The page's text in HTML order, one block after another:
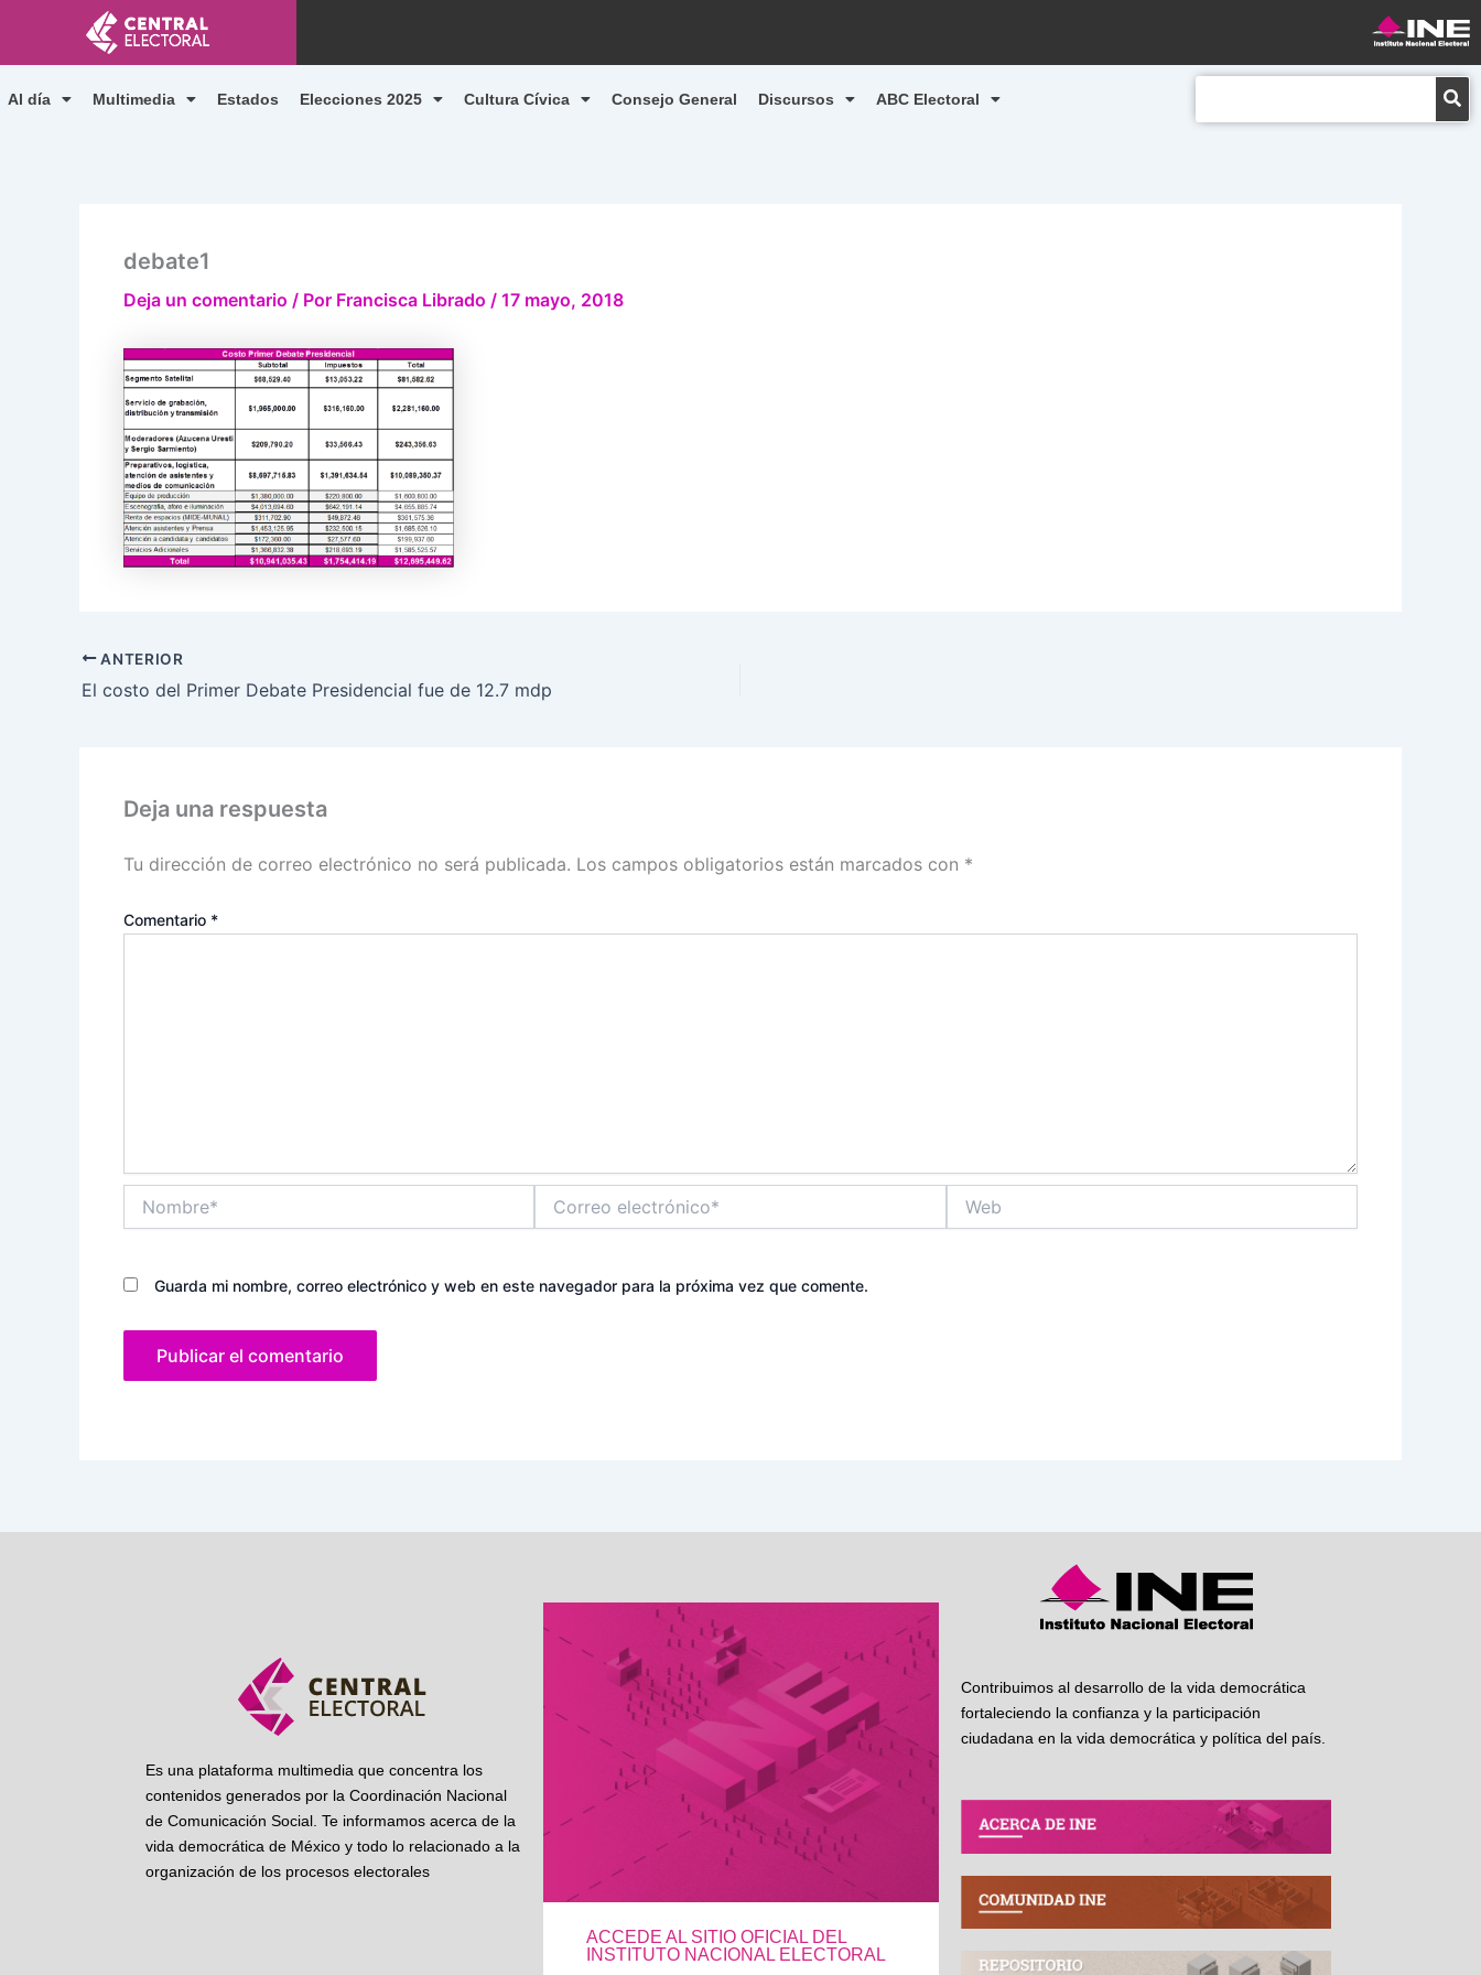
contenido
Al día Multimedia Estados Elecciones 2025 Cultura Cívica Consejo General Discursos ABC Electoral
debate1
Deja un comentario / Por Francisca Librado / 17 mayo, 2018
ANTERIOR
El costo del Primer Debate Presidencial fue de 12.7 mdp
Deja una respuesta
Tu dirección de correo electrónico no será publicada. Los campos obligatorios están marcados con *
Comentario *
electrónico*
Guarda mi nombre, correo electrónico y web en este navegador para la próxima vez que comente.
Es una plataforma multimedia que concentra los
contenidos generados por la Coordinación Nacional
de Comunicación Social. Te informamos acerca de la
vida democrática de México y todo lo relacionado a la
organización de los procesos electorales
ACCEDE AL SITIO OFICIAL DEL
INSTITUTO NACIONAL ELECTORAL
Contribuimos al desarrollo de la vida democrática
fortaleciendo la confianza y la participación
ciudadana en la vida democrática y política del país.